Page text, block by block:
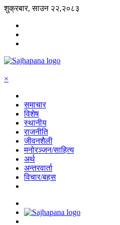
शुक्रबार, साउन २२,२०८३
×
समाचार
विशेष
स्थानीय
राजनीति
जीवनशैली
मनोरञ्जन/साहित्य
अर्थ
अन्तरवार्ता
विचार/बहस